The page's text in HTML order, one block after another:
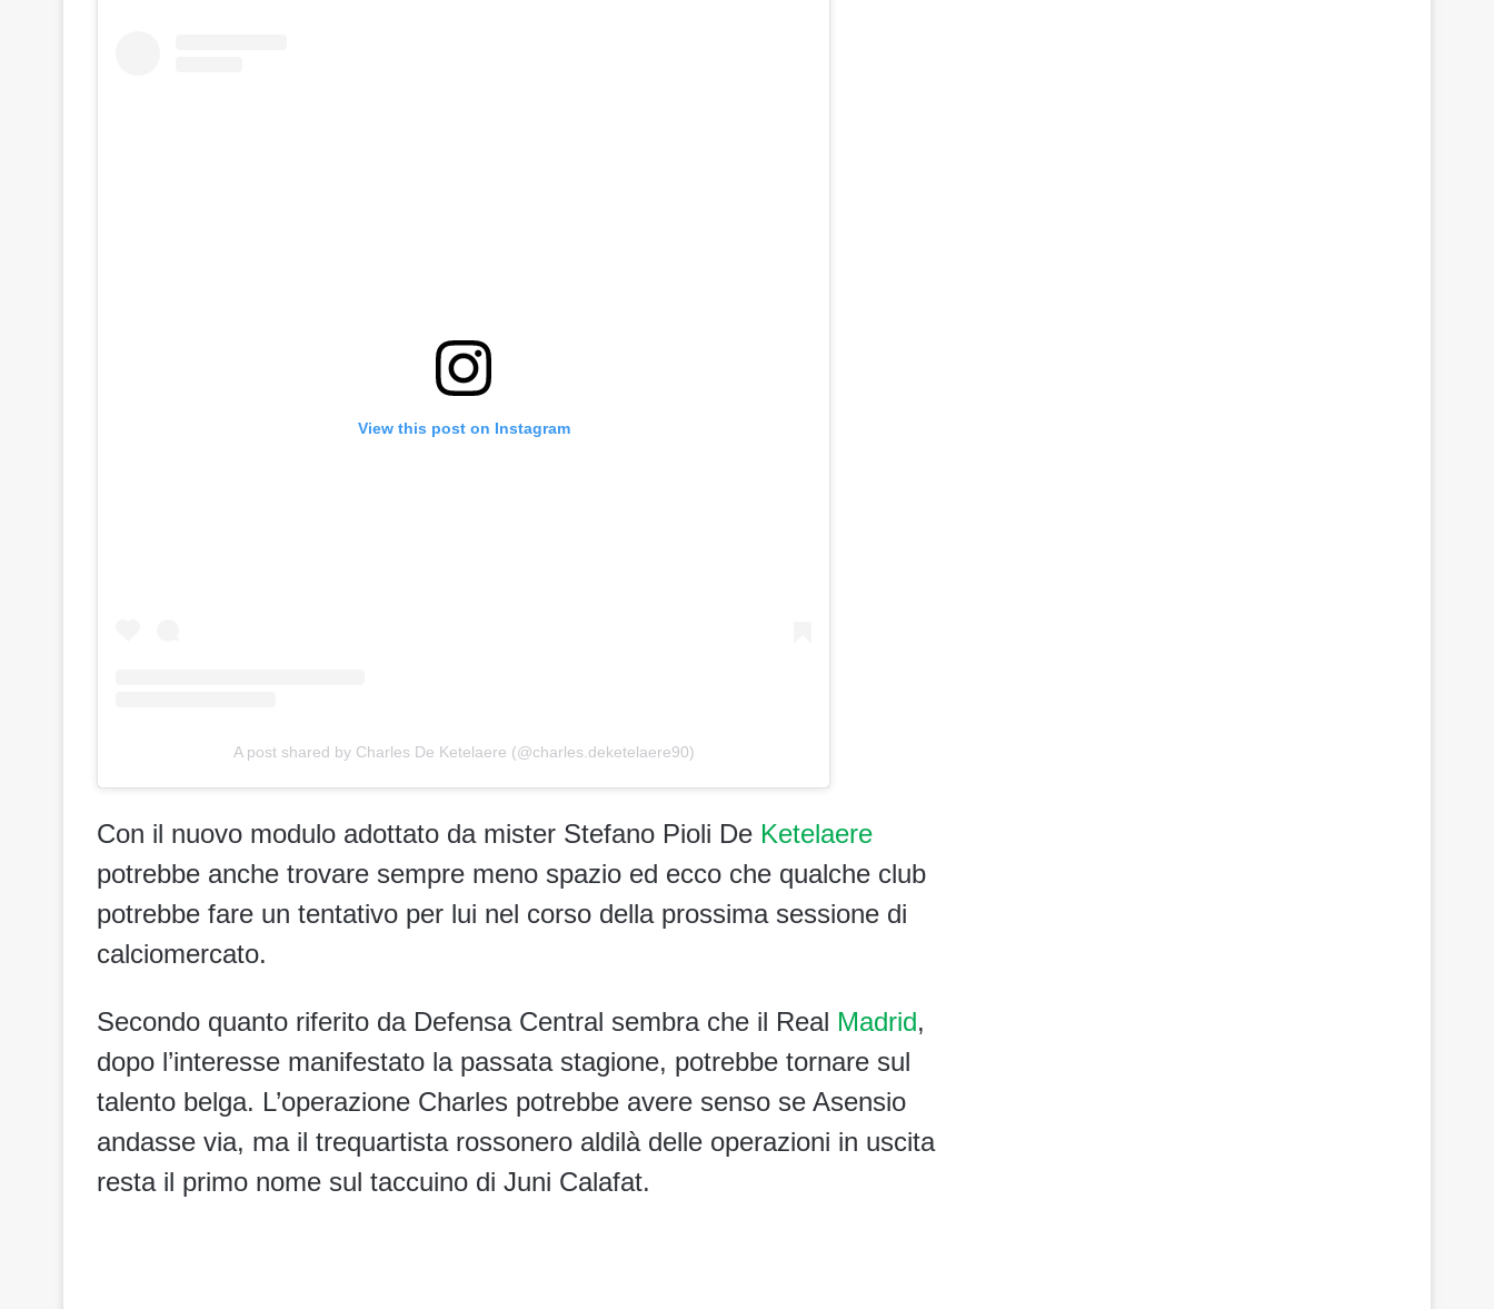
View this post on Instagram
A post shared by Charles De Ketelaere (@charles.deketelaere90)
Con il nuovo modulo adottato da mister Stefano Pioli De Ketelaere
potrebbe anche trovare sempre meno spazio ed ecco che qualche club
potrebbe fare un tentativo per lui nel corso della prossima sessione di
calciomercato.
Secondo quanto riferito da Defensa Central sembra che il Real Madrid,
dopo l’interesse manifestato la passata stagione, potrebbe tornare sul
talento belga. L’operazione Charles potrebbe avere senso se Asensio
andasse via, ma il trequartista rossonero aldilà delle operazioni in uscita
resta il primo nome sul taccuino di Juni Calafat.